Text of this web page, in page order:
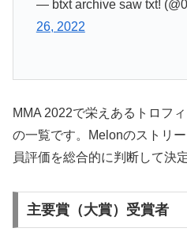
— btxt archive saw txt!
26, 2022
MMA 2022で栄えあるトロフ
の一覧です。Melonのストリ
員評価を総合的に判断して決
主要賞（大賞）受賞者